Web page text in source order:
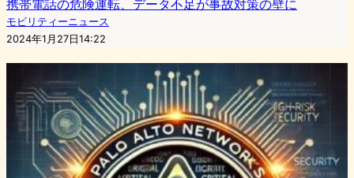
携帯電話の危険運転、データ不足が事故対策の壁に
モビリティーニュース
2024年1月27日14:22